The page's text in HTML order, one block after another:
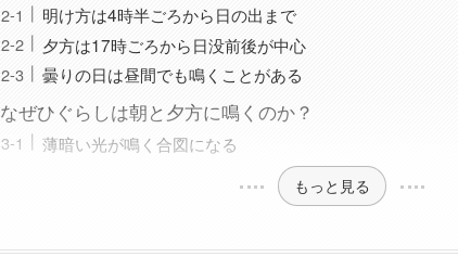
明け方は4時半ごろから日の出まで
夕方は17時ごろから日没前後が中心
曇りの日は昼間でも鳴くことがある
なぜひぐらしは朝と夕方に鳴くのか？
薄暗い光が鳴く合図になる
もっと見る